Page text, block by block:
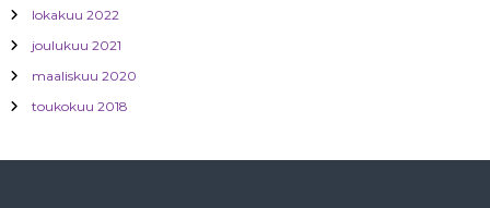
u
s
lokakuu 2022
joulukuu 2021
maaliskuu 2020
toukokuu 2018